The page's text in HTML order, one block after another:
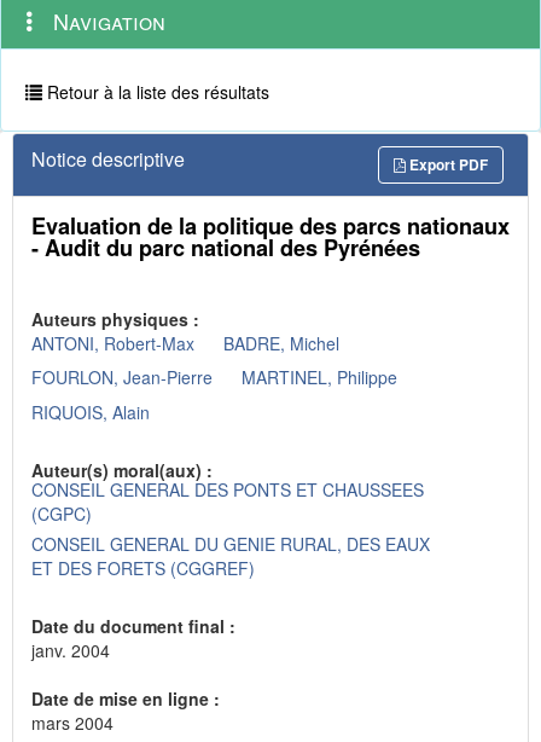
outils
contextuel
Navigation
Retour à la liste des résultats
Notice descriptive Export PDF
Evaluation de la politique des parcs nationaux
- Audit du parc national des Pyrénées
Auteurs physiques :
ANTONI, Robert-Max
BADRE, Michel
FOURLON, Jean-Pierre
MARTINEL, Philippe
RIQUOIS, Alain
Auteur(s) moral(aux) :
CONSEIL GENERAL DES PONTS ET CHAUSSEES
(CGPC)
CONSEIL GENERAL DU GENIE RURAL, DES EAUX
ET DES FORETS (CGGREF)
Date du document final :
janv. 2004
Date de mise en ligne :
mars 2004